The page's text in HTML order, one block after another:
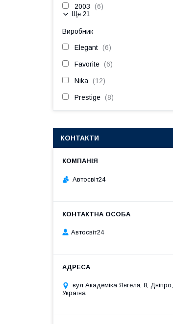
2003 6
Ще 21
Виробник
Elegant 6
Favorite 6
Nika 12
Prestige 8
КОНТАКТИ
Автосвіт24
Автосвіт24
вул Академіка Янгеля, 8, Дніпро,
Україна